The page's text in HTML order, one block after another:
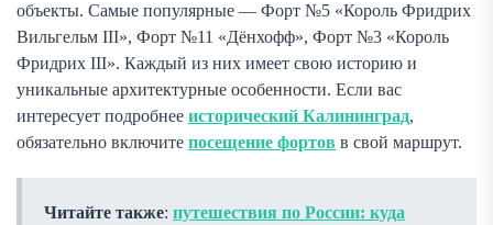
объекты. Самые популярные — Форт №5 «Король Фридрих
Вильгельм III», Форт №11 «Дёнхофф», Форт №3 «Король
Фридрих III». Каждый из них имеет свою историю и
уникальные архитектурные особенности. Если вас
интересует подробнее исторический Калининград,
обязательно включите посещение фортов в свой маршрут.
Читайте также: путешествия по России: куда